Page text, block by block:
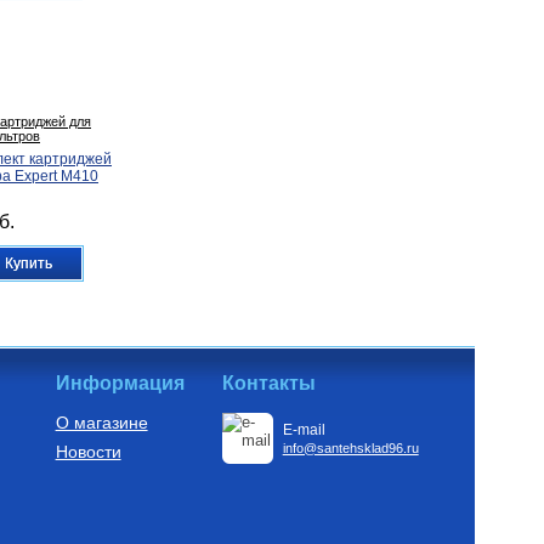
для
картриджей
Expert M410
Купить
Информация
О магазине
Новости
Контакты
E-mail
info@santehsklad96.ru